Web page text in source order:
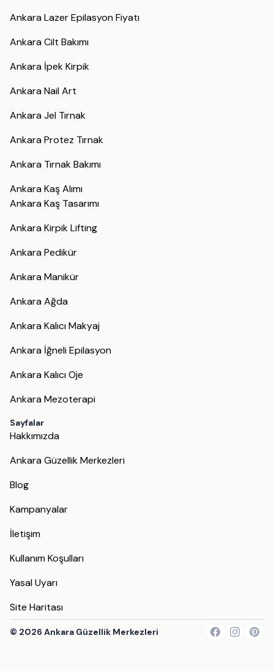
Ankara Lazer Epilasyon Fiyatı
Ankara Cilt Bakımı
Ankara İpek Kirpik
Ankara Nail Art
Ankara Jel Tırnak
Ankara Protez Tırnak
Ankara Tırnak Bakımı
Ankara Kaş Alımı
Ankara Kaş Tasarımı
Ankara Kirpik Lifting
Ankara Pedikür
Ankara Manikür
Ankara Ağda
Ankara Kalıcı Makyaj
Ankara İğneli Epilasyon
Ankara Kalıcı Oje
Ankara Mezoterapi
Sayfalar
Hakkımızda
Ankara Güzellik Merkezleri
Blog
Kampanyalar
İletişim
Kullanım Koşulları
Yasal Uyarı
Site Haritası
© 2026 Ankara Güzellik Merkezleri